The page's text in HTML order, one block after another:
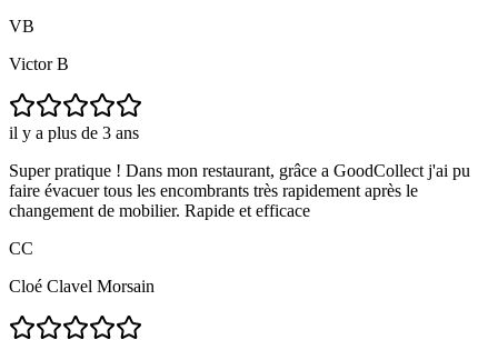
VB
Victor B
il y a plus de 3 ans
Super pratique ! Dans mon restaurant, grâce a GoodCollect j'ai pu
faire évacuer tous les encombrants très rapidement après le
changement de mobilier. Rapide et efficace
CC
Cloé Clavel Morsain